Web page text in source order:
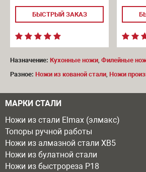
МАРКИ СТАЛИ
Ножи из стали Elmax (элмакс)
Топоры ручной работы
Ножи из алмазной стали ХВ5
Ножи из булатной стали
Ножи из быстрореза Р18
БЫСТРЫЙ ЗАКАЗ
Назначение: Кухонные ножи, Филейные
Разное: Ножи из кованой стали, Ножи